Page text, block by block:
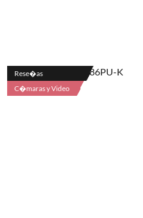
Rese�as
C�maras y Video